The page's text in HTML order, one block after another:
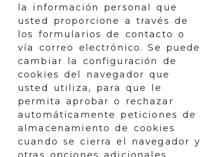
la información personal que
usted proporcione a través de
los formularios de contacto o
vía correo electrónico. Se puede
cambiar la configuración de
cookies del navegador que
usted utiliza, para que le
permita aprobar o rechazar
automáticamente peticiones de
almacenamiento de cookies
cuando se cierra el navegador y
otras opciones adicionales.